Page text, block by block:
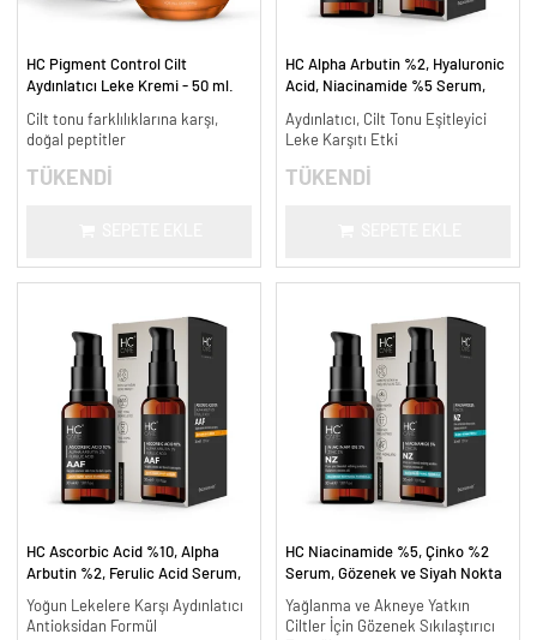
HC Pigment Control Cilt
Aydınlatıcı Leke Kremi - 50 ml.
Cilt tonu farklılıklarına karşı,
doğal peptitler
TÜKENDİ
HC Alpha Arbutin %2, Hyaluronic
Acid, Niacinamide %5 Serum,
ml.
Aydınlatıcı, Cilt Tonu Eşitleyici
Leke Karşıtı Etki
TÜKENDİ
HC Ascorbic Acid %10, Alpha
Arbutin %2, Ferulic Acid Serum,
ml.
Yoğun Lekelere Karşı Aydınlatıcı
Antioksidan Formül
HC Niacinamide %5, Çinko %2
Serum, Gözenek ve Siyah Nokta
30 ml.
Yağlanma ve Akneye Yatkın
Ciltler İçin Gözenek Sıkılaştırıcı